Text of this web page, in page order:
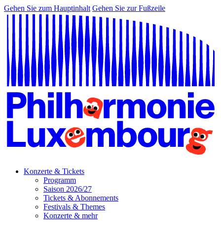
Gehen Sie zum Hauptinhalt Gehen Sie zur Fußzeile
Konzerte & Tickets
Programm
Saison 2026/27
Tickets & Abonnements
Festivals & Themes
Konzerte & mehr